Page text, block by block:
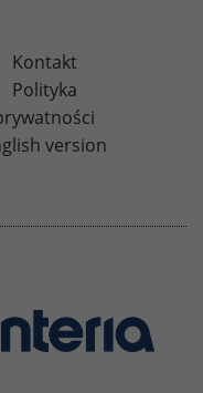
Kontakt
Polityka
version